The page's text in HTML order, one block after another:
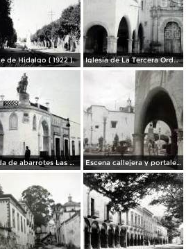
de Hidalgo ( 1922 ). Iglesia de La Tercera Orden. ( 1922 )
Tienda de abarrotes Las Princesas Texcoco de Mora, Edo de México Escena callejera y portales.